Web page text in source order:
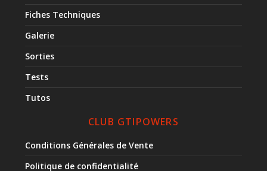
Fiches Techniques
Galerie
Sorties
Tests
Tutos
CLUB GTIPOWERS
Conditions Générales de Vente
Politique de confidentialité